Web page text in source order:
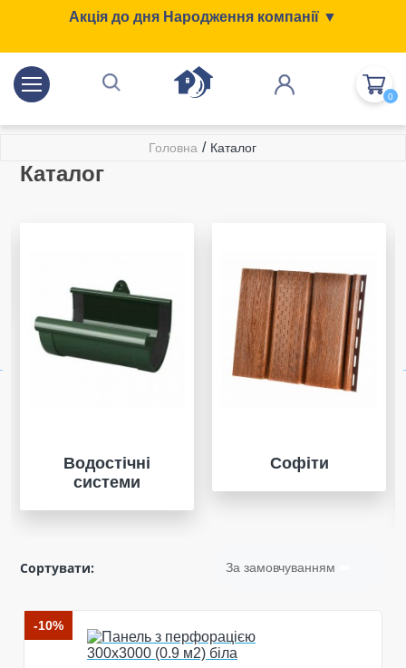
Акція до дня Народження компанії ▼
0
Головна / Каталог
Каталог
Водостічні
системи
Софіти
Сортувати: За замовчуванням
-10%